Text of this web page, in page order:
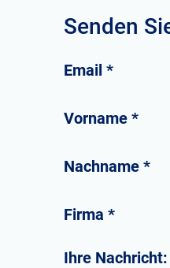
Senden
Email *
Vorname *
Nachname *
Firma *
Ihre Nachricht: